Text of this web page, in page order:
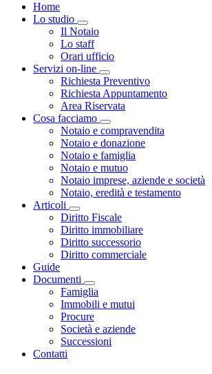
Home
Lo studio
Visualizza menù di secondo
Il Notaio
Lo staff
Orari ufficio
Servizi on-line
Visualizza menù di
Richiesta Preventivo
Richiesta Appuntamento
Area Riservata
Cosa facciamo
Visualizza menù di
Notaio e compravendita
Notaio e donazione
Notaio e famiglia
Notaio e mutuo
Notaio imprese, aziende e società
Notaio, eredità e testamento
Articoli
Visualizza menù di secondo livello
Diritto Fiscale
Diritto immobiliare
Diritto successorio
Diritto commerciale
Guide
Documenti
Visualizza menù di secondo
Famiglia
Immobili e mutui
Procure
Società e aziende
Successioni
Contatti